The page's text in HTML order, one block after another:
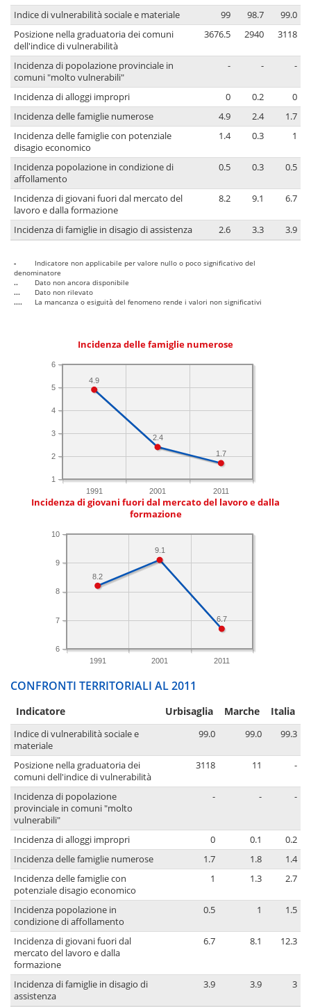
Indice di vulnerabilità sociale e materiale 99 98.7
99.0
Posizione nella graduatoria dei comuni
dell'indice di vulnerabilità
3676.5 2940 3118
Incidenza di popolazione provinciale in
comuni "molto vulnerabili"
- - -
Incidenza di alloggi impropri 0 0.2
0
Incidenza delle famiglie numerose
4.9 2.4
1.7
Incidenza delle famiglie con potenziale
disagio economico
1.4 0.3 1
Incidenza popolazione in condizione di
affollamento
0.5 0.3 0.5
Incidenza di giovani fuori dal mercato del
lavoro e dalla formazione
8.2 9.1 6.7
Incidenza di famiglie in disagio di assistenza 2.6 3.3 3.9
-
Indicatore non applicabile per valore nullo o poco significativo del
denominatore
..
Dato non ancora disponibile
...
Dato non rilevato
....
La mancanza o esiguità del fenomeno rende i valori non significativi
Incidenza delle famiglie numerose
1991 2001 2011
1
2
3
4
5
6
1.7
2.4
4.9
Incidenza di giovani fuori dal mercato del lavoro e dalla
formazione
1991 2001 2011
6
7
8
9
10
6.7
9.1
8.2
CONFRONTI TERRITORIALI AL 2011
Indicatore Urbisaglia Marche Italia
Indice di vulnerabilità sociale e
materiale
99.0 99.0 99.3
Posizione nella graduatoria dei
comuni dell'indice di vulnerabilità
3118 11 -
Incidenza di popolazione
provinciale in comuni "molto
vulnerabili"
- - -
Incidenza di alloggi impropri 0 0.1
0.2
Incidenza delle famiglie numerose
1.7 1.8
1.4
Incidenza delle famiglie con
potenziale disagio economico
1 1.3 2.7
Incidenza popolazione in
condizione di affollamento
0.5 1 1.5
Incidenza di giovani fuori dal
mercato del lavoro e dalla
formazione
6.7 8.1 12.3
Incidenza di famiglie in disagio di
assistenza
3.9 3.9 3